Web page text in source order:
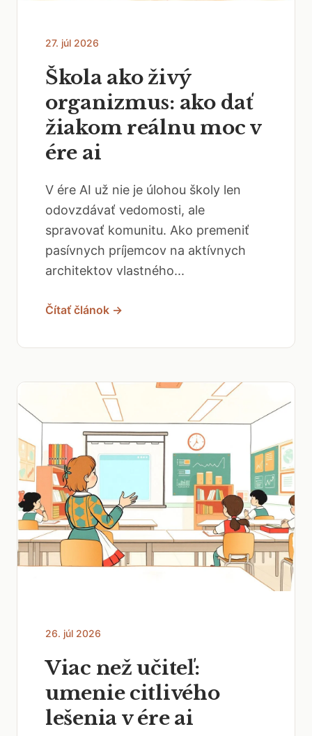
27. júl 2026
Škola ako živý
organizmus: ako dať
žiakom reálnu moc v
ére ai
V ére AI už nie je úlohou školy len
odovzdávať vedomosti, ale
spravovať komunitu. Ako premeniť
pasívnych príjemcov na aktívnych
architektov vlastného...
Čítať článok →
26. júl 2026
Viac než učiteľ:
umenie citlivého
lešenia v ére ai